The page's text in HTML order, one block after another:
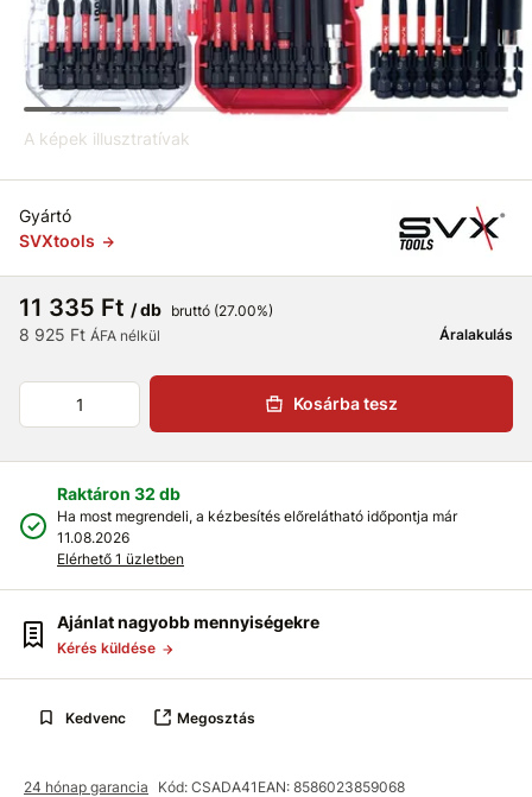
A képek illusztratívak
Gyártó
SVXtools
11 335 Ft / db bruttó (27.00%)
8 925 Ft ÁFA nélkül Áralakulás
Kosárba tesz
Raktáron 32 db
Ha most megrendeli, a kézbesítés előrelátható időpontja már
11.08.2026
Elérhető 1 üzletben
Ajánlat nagyobb mennyiségekre
Kérés küldése
Kedvenc Megosztás
24 hónap garancia Kód: CSADA41 EAN: 8586023859068